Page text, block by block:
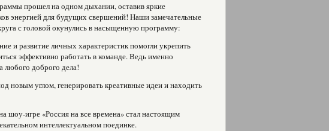
прошел на одном дыхании, оставив яркие
энергией для будущих свершений! Наши замечательные
с головой окунулись в насыщенную программу:
и развитие личных характеристик помогли укрепить
эффективно работать в команде. Ведь именно
любого доброго дела!
новым углом, генерировать креативные идеи и находить
игре «Россия на все времена» стал настоящим
интеллектуальном поединке.